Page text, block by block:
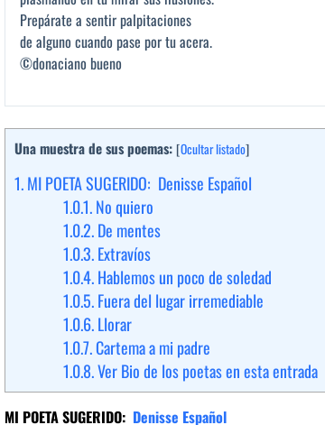
Prepárate a sentir palpitaciones
de alguno cuando pase por tu acera.
©donaciano bueno
Una muestra de sus poemas: [Ocultar listado]
1.MI POETA SUGERIDO: Denisse Español
1.0.1.No quiero
1.0.2.De mentes
1.0.3.Extravíos
1.0.4.Hablemos un poco de soledad
1.0.5.Fuera del lugar irremediable
1.0.6.Llorar
1.0.7.Cartema a mi padre
1.0.8.Ver Bio de los poetas en esta entrada
MI POETA SUGERIDO: Denisse Español